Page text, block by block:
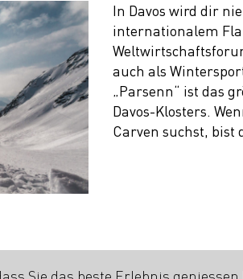
In Davos wird dir
internationalem
auch als
„Parsenn“ ist das
Davos-Klosters.
Carven suchst,